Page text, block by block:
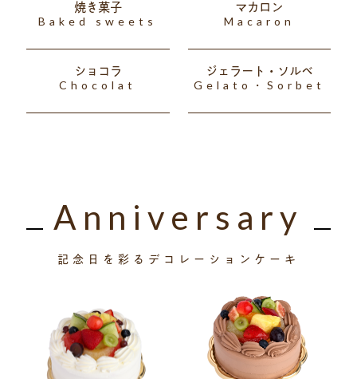
焼き菓子
Baked sweets
マカロン
Macaron
ショコラ
Chocolat
ジェラート・ソルベ
Gelato・Sorbet
Anniversary
記念日を彩るデコレーションケーキ